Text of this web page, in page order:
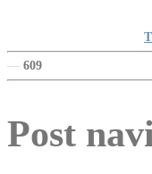
— 609
Post